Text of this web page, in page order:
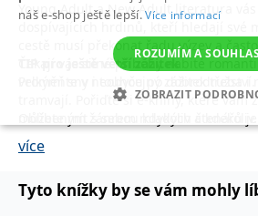
Young Adult a New Adult literatura vás
dospívajících hrdinů, kteří hledají své
cestě musí překonat řadu výzev a
Čekají vás silné příběhy nabité
která vám otevře brány do tajemných
neuvěřitelných bytostí a kouzel.
výpravu do království elfů s autorkou
TIP pro ještě větší zážitek
tramvají. Pořiďte si e-knihy, které vám
více
Tyto knížky by se vám mohly
náš e-shop ještě lepší.Více informací
ROZUMÍM A
ZOBRAZIT
NEZBYTNÉ ANALYTICKÉ